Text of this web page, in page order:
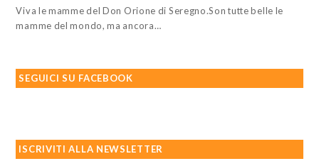
Viva le mamme del Don Orione di Seregno.Son tutte belle le
mamme del mondo, ma ancora…
SEGUICI SU FACEBOOK
ISCRIVITI ALLA NEWSLETTER